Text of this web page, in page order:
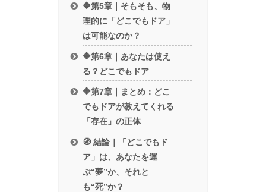
🔶第5章｜そもそも、物
理的に「どこでもドア」
は可能なのか？
🔶第6章｜あなたは使え
る？どこでもドア
🔶第7章｜まとめ：どこ
でもドアが教えてくれる
「存在」の正体
🧭 結論｜「どこでもド
ア」は、あなたを運
ぶ“夢”か、それと
も“死”か？